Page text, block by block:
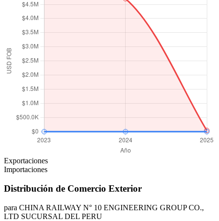
Exportaciones
Importaciones
Distribución de Comercio Exterior
para CHINA RAILWAY N° 10 ENGINEERING GROUP CO.,
LTD SUCURSAL DEL PERU